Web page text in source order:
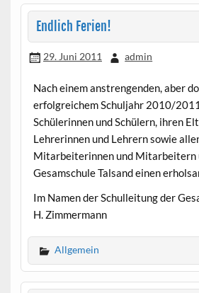
Endlich Ferien!
29. Juni 2011 admin
Nach einem anstrengenden, aber
erfolgreichem Schuljahr 2010/
Schülerinnen und Schülern, ihren
Lehrerinnen und Lehrern sowie
Mitarbeiterinnen und Mitarbeitern
Gesamschule Talsand einen
Im Namen der Schulleitung der
H. Zimmermann
Allgemein